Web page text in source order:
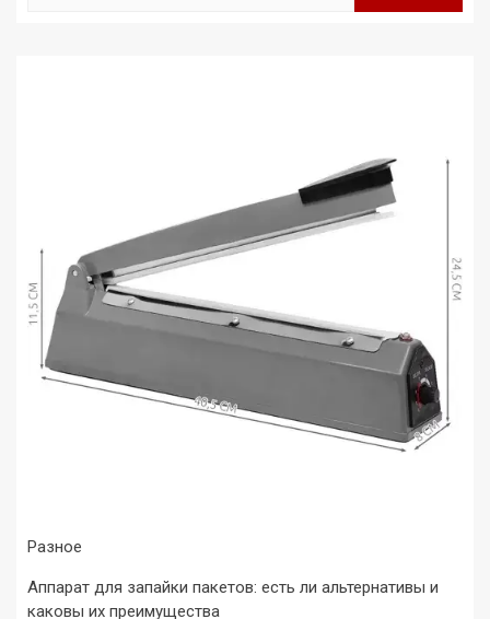
Разное
Аппарат для запайки пакетов: есть ли альтернативы и
каковы их преимущества